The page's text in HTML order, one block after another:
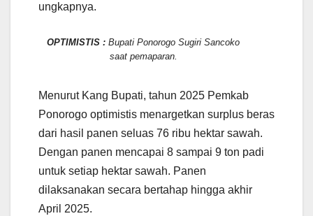
ungkapnya.
OPTIMISTIS : Bupati Ponorogo Sugiri Sancoko
saat pemaparan.
Menurut Kang Bupati, tahun 2025 Pemkab
Ponorogo optimistis menargetkan surplus beras
dari hasil panen seluas 76 ribu hektar sawah.
Dengan panen mencapai 8 sampai 9 ton padi
untuk setiap hektar sawah. Panen
dilaksanakan secara bertahap hingga akhir
April 2025.